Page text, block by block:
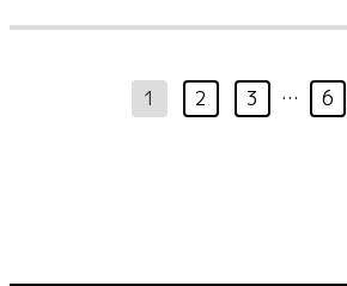
1 2 3 … 6